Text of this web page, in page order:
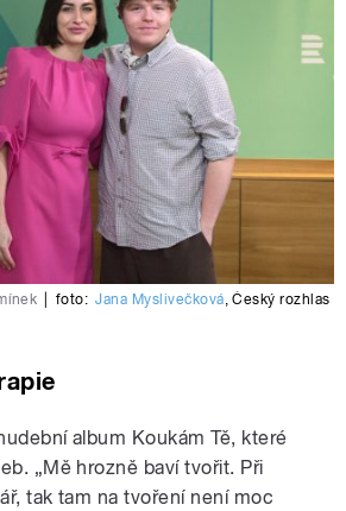
foto: Jana Myslivečková,Český rozhlas
album Koukám Tě, které
„Mě hrozně baví tvořit. Při
tak tam na tvoření není moc